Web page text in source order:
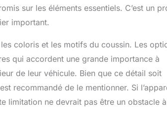
sur les éléments essentiels. C’est un
important.
coloris et les motifs du coussin. Les
qui accordent une grande importance à
de leur véhicule. Bien que ce détail soit
recommandé de le mentionner. Si
limitation ne devrait pas être un obstacle à